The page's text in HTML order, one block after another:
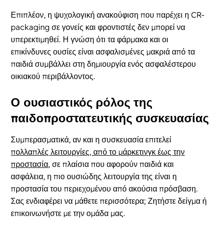
Επιπλέον, η ψυχολογική ανακούφιση που παρέχει η CR-
packaging σε γονείς και φροντιστές δεν μπορεί να
υπερεκτιμηθεί. Η γνώση ότι τα φάρμακα και οι
επικίνδυνες ουσίες είναι ασφαλισμένες μακριά από τα
παιδιά συμβάλλει στη δημιουργία ενός ασφαλέστερου
οικιακού περιβάλλοντος.
Ο ουσιαστικός ρόλος της
παιδοπροστατευτικής συσκευασίας
Συμπερασματικά, αν και η συσκευασία επιτελεί
πολλαπλές λειτουργίες, από το μάρκετινγκ έως την
προστασία, σε πλαίσια που αφορούν παιδιά και
ασφάλεια, η πιο ουσιώδης λειτουργία της είναι η
προστασία του περιεχομένου από ακούσια πρόσβαση.
Σας ενδιαφέρει να μάθετε περισσότερα; Ζητήστε δείγμα ή
επικοινωνήστε με την ομάδα μας.